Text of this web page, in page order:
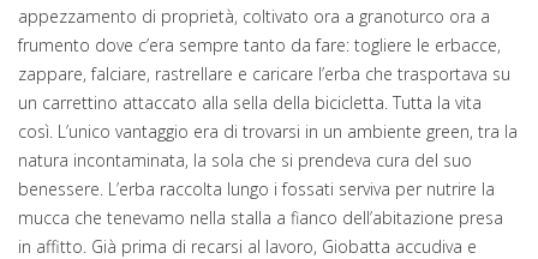
appezzamento di proprietà, coltivato ora a granoturco ora a
frumento dove c’era sempre tanto da fare: togliere le erbacce,
zappare, falciare, rastrellare e caricare l’erba che trasportava su
un carrettino attaccato alla sella della bicicletta. Tutta la vita
così. L’unico vantaggio era di trovarsi in un ambiente green, tra la
natura incontaminata, la sola che si prendeva cura del suo
benessere. L’erba raccolta lungo i fossati serviva per nutrire la
mucca che tenevamo nella stalla a fianco dell’abitazione presa
in affitto. Già prima di recarsi al lavoro, Giobatta accudiva e